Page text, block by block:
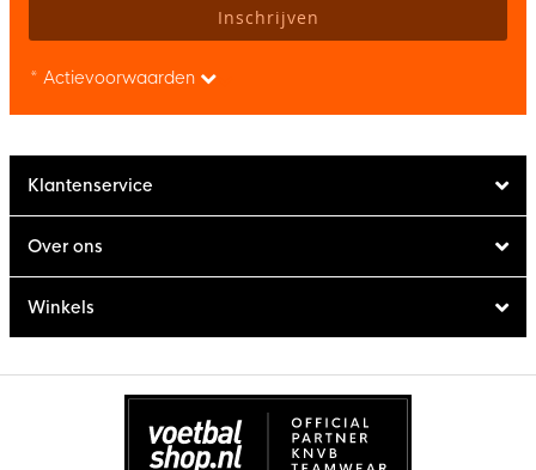
Inschrijven
* Actievoorwaarden
Klantenservice
Over ons
Winkels